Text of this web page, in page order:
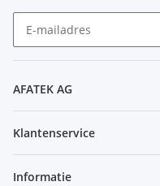
AFATEK AG
Klantenservice
Informatie